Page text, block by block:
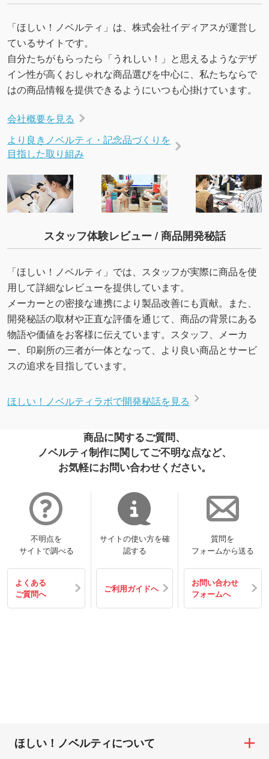
「ほしい！ノベルティ」は、株式会社イディアスが運営し
ているサイトです。
自分たちがもらったら「うれしい！」と思えるようなデザ
イン性が高くおしゃれな商品選びを中心に、私たちならで
はの商品情報を提供できるようにいつも心掛けています。
会社概要を見る
より良きノベルティ・記念品づくりを
目指した取り組み
スタッフ体験レビュー / 商品開発秘話
「ほしい！ノベルティ」では、スタッフが実際に商品を使
用して詳細なレビューを提供しています。
メーカーとの密接な連携により製品改善にも貢献。また、
開発秘話の取材や正直な評価を通じて、商品の背景にある
物語や価値をお客様に伝えています。スタッフ、メーカ
ー、印刷所の三者が一体となって、より良い商品とサービ
スの追求を目指しています。
ほしい！ノベルティラボで開発秘話を見る
商品に関するご質問、
ノベルティ制作に関してご不明な点など、
お気軽にお問い合わせください。
不明点を
サイトで調べる
よくある
ご質問へ
サイトの使い方を確
認する
ご利用ガイドへ
質問を
フォームから送る
お問い合わせ
フォームへ
ほしい！ノベルティについて